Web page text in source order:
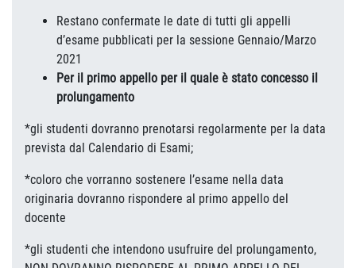
Restano confermate le date di tutti gli appelli
d’esame pubblicati per la sessione Gennaio/Marzo
2021
Per il primo appello per il quale è stato concesso il
prolungamento
*gli studenti dovranno prenotarsi regolarmente per la data
prevista dal Calendario di Esami;
*coloro che vorranno sostenere l’esame nella data
originaria dovranno rispondere al primo appello del
docente
*gli studenti che intendono usufruire del prolungamento,